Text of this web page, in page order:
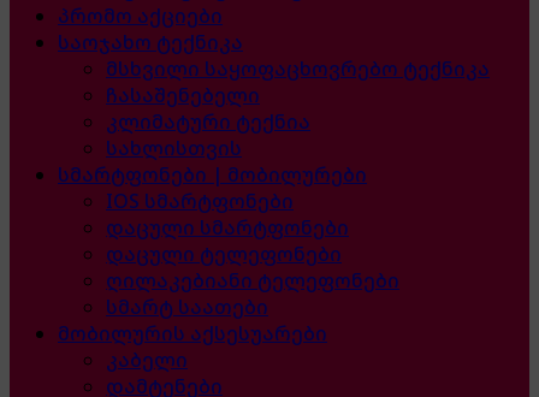
პრომო აქციები
საოჯახო ტექნიკა
მსხვილი საყოფაცხოვრებო ტექნიკა
ჩასაშენებელი
კლიმატური ტექნია
სახლისთვის
სმარტფონები | მობილურები
IOS სმარტფონები
დაცული სმარტფონები
დაცული ტელეფონები
ღილაკებიანი ტელეფონები
სმარტ საათები
მობილურის აქსესუარები
კაბელი
დამტენები